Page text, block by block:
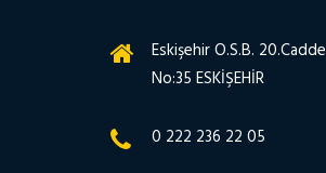
Eskişehir O.S.B. 20.Cadde
No:35 ESKİŞEHİR
0 222 236 22 05